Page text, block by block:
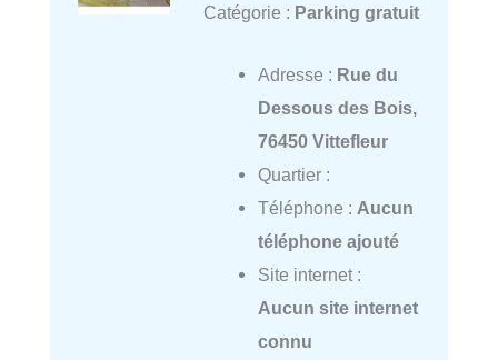
Catégorie : Parking gratuit
Adresse : Rue du
Dessous des Bois,
76450 Vittefleur
Quartier :
Téléphone : Aucun
téléphone ajouté
Site internet :
Aucun site internet
connu